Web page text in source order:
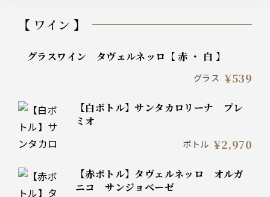
【 ワイン 】
グラスワイン タヴェルネッロ【 赤 ・ 白 】
グラス ¥539
【白ボトル】サンタカロリーナ プレ
ミオ
ボトル ¥2,970
【赤ボトル】タヴェルネッロ オルガ
ニコ サンジョベーゼ